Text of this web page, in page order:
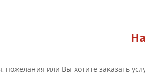
пожелания или Вы хотите заказать